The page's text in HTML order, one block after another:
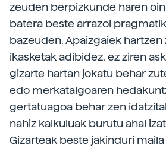
zeuden berpizkunde haren
batera beste arrazoi
bazeuden. Apaizgaiek hartzen
ikasketak adibidez, ez ziren
gizarte hartan jokatu behar
edo merkatalgoaren
gertatuagoa behar zen
nahiz kalkuluak burutu ahal
Gizarteak beste jakinduri